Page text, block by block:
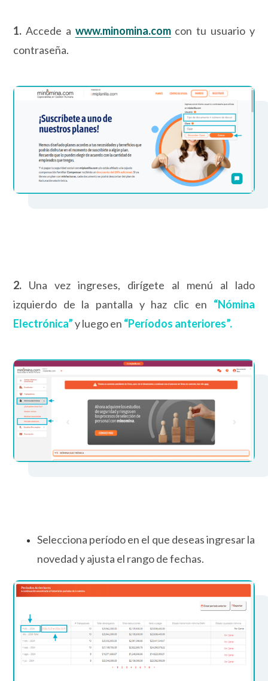
1.Accede a www.minomina.com con tu usuario y
contraseña.
2. Una vez ingreses, dirígete al menú al lado
izquierdo de la pantalla y haz clic en “Nómina
Electrónica”y luego en “Períodos anteriores”.
Selecciona período en el que deseas ingresar la
novedad y ajusta el rango de fechas.